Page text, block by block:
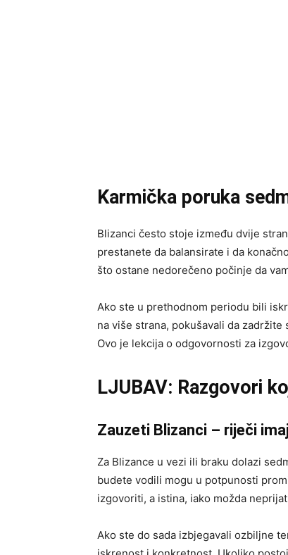
Karmička poruka
Blizanci često stoje između dvije
prestanete da balansirate i da
što ostane nedorečeno počinje da
Ako ste u prethodnom periodu bili
na više strana, pokušavali da
Ovo je lekcija o odgovornosti za
LJUBAV: Razgovori
Zauzeti Blizanci – riječi
Za Blizance u vezi ili braku dolazi
budete vodili mogu u potpunosti
izgovoriti, a istina, iako možda
Ako ste do sada izbjegavali ozbiljne